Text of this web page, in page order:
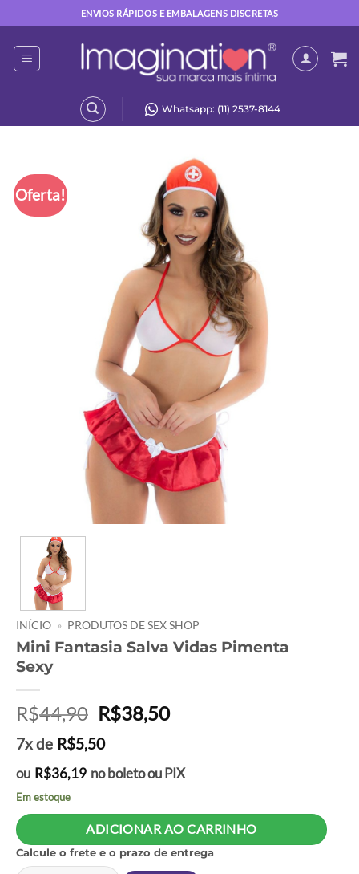
to
content
ENVIOS RÁPIDOS E EMBALAGENS DISCRETAS
Whatsapp: (11) 2537-8144
Oferta!
INÍCIO » PRODUTOS DE SEX SHOP
Mini Fantasia Salva Vidas Pimenta
Sexy
R$44,90 O
preço
original
era:
R$38,50O
é:
7x de R$5,50
ou R$36,19 no boleto ou PIX
Em estoque
ADICIONAR AO CARRINHO
Calcule o frete e o prazo de entrega